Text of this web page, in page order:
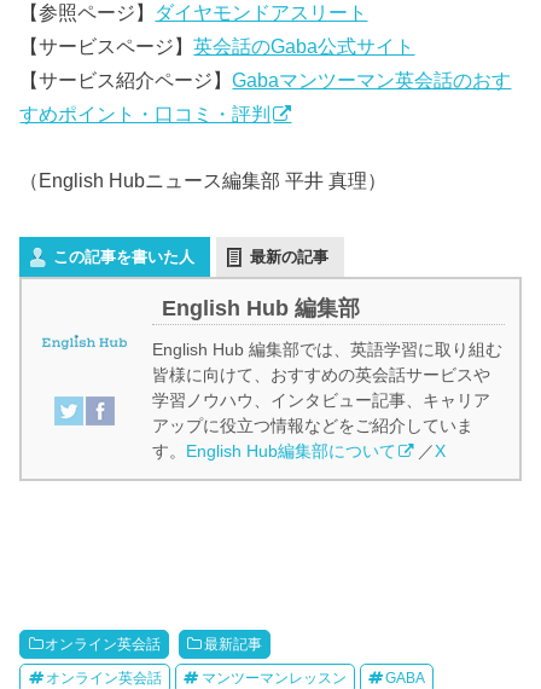
【参照ページ】 ダイヤモンドアスリート
【サービスページ】英会話のGaba公式サイト
【サービス紹介ページ】Gabaマンツーマン英会話のおす
すめポイント・口コミ・評判
（English Hubニュース編集部 平井 真理）
この記事を書いた人 最新の記事
English Hub 編集部
English Hub 編集部では、英語学習に取り組む
皆様に向けて、おすすめの英会話サービスや
学習ノウハウ、インタビュー記事、キャリア
アップに役立つ情報などをご紹介していま
す。 English Hub編集部について ／X
オンライン英会話 最新記事
オンライン英会話 マンツーマンレッスン GABA